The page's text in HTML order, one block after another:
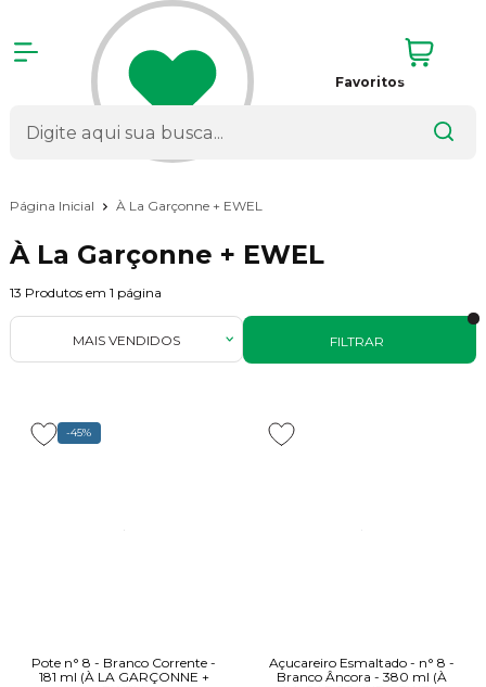
Favoritos
Página Inicial À La Garçonne + EWEL
À La Garçonne + EWEL
13 Produtos em 1 página
FILTRAR
MAIS VENDIDOS
-45%
Pote n° 8 - Branco Corrente -
181 ml (À LA GARÇONNE +
Açucareiro Esmaltado - n° 8 -
Branco Âncora - 380 ml (À